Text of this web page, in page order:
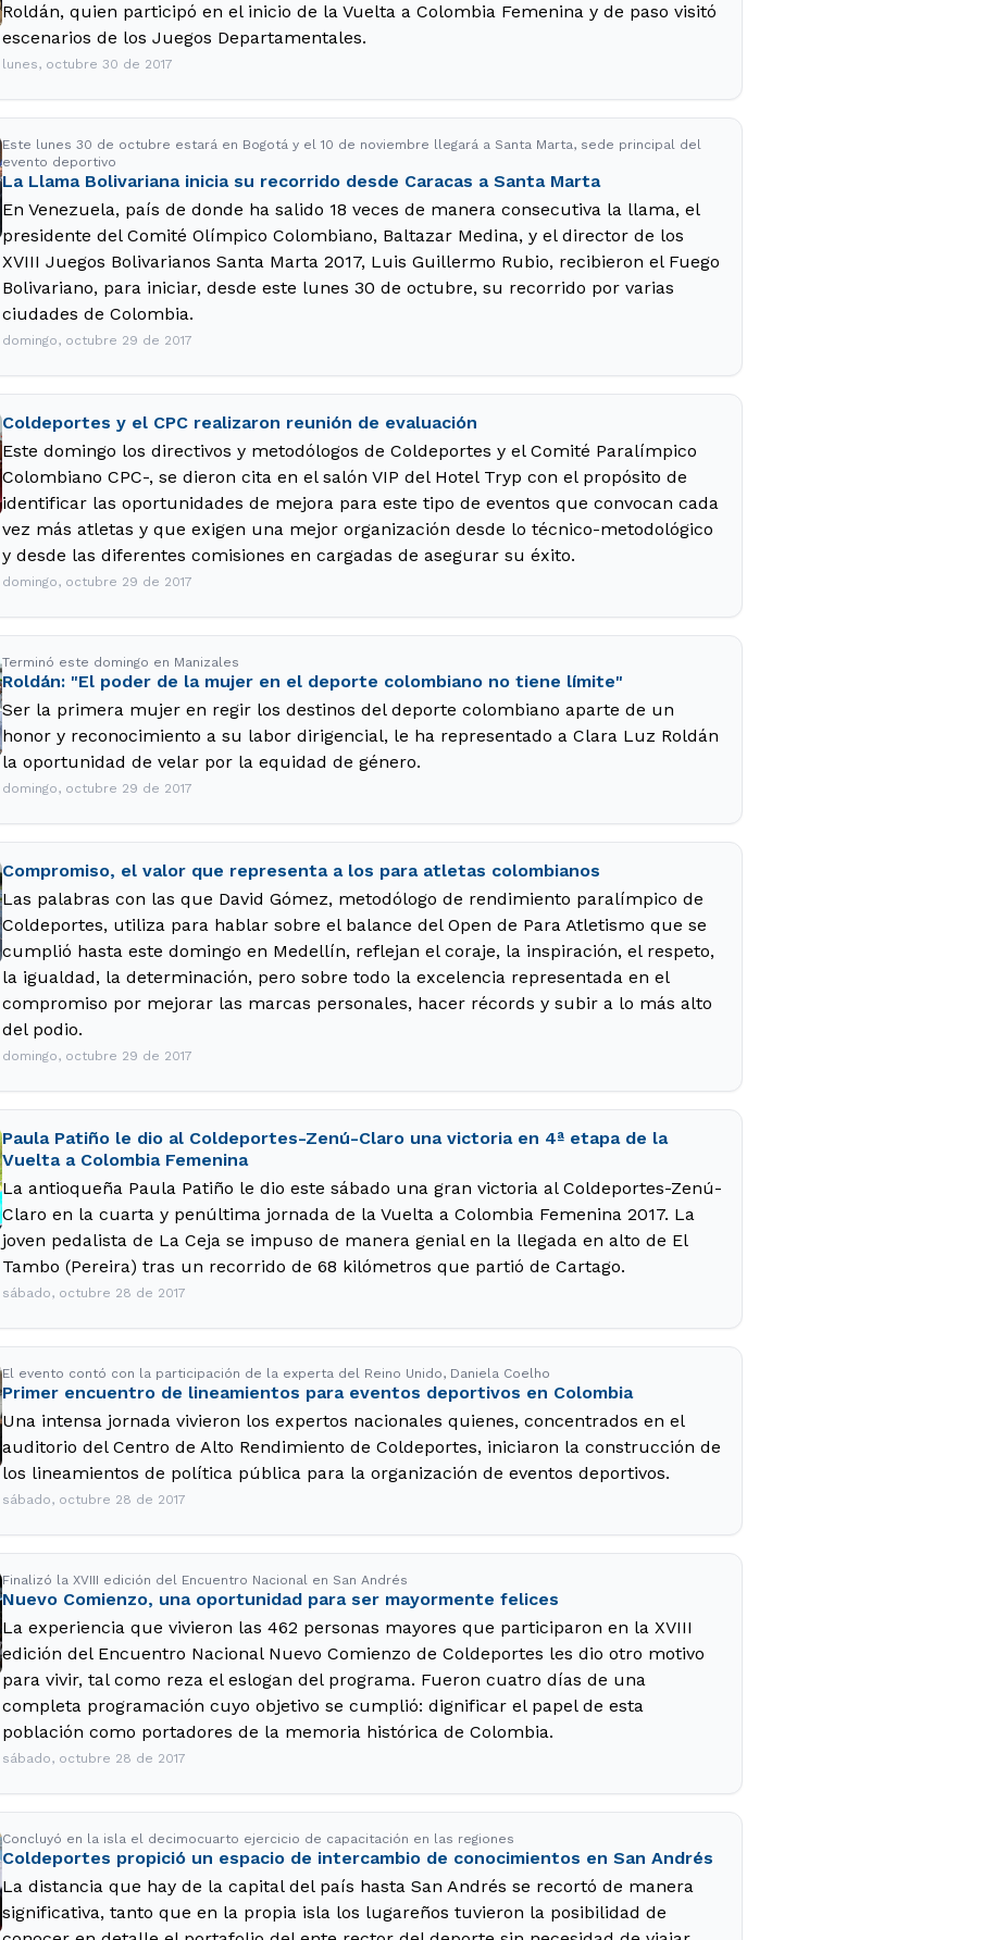
Roldán, quien participó en el inicio de la Vuelta a Colombia Femenina y de paso visitó
escenarios de los Juegos Departamentales.
lunes, octubre 30 de 2017
Este lunes 30 de octubre estará en Bogotá y el 10 de noviembre llegará a Santa Marta, sede principal del
evento deportivo
La Llama Bolivariana inicia su recorrido desde Caracas a Santa Marta
En Venezuela, país de donde ha salido 18 veces de manera consecutiva la llama, el
presidente del Comité Olímpico Colombiano, Baltazar Medina, y el director de los
XVIII Juegos Bolivarianos Santa Marta 2017, Luis Guillermo Rubio, recibieron el Fuego
Bolivariano, para iniciar, desde este lunes 30 de octubre, su recorrido por varias
ciudades de Colombia.
domingo, octubre 29 de 2017
Coldeportes y el CPC realizaron reunión de evaluación
Este domingo los directivos y metodólogos de Coldeportes y el Comité Paralímpico
Colombiano CPC-, se dieron cita en el salón VIP del Hotel Tryp con el propósito de
identificar las oportunidades de mejora para este tipo de eventos que convocan cada
vez más atletas y que exigen una mejor organización desde lo técnico-metodológico
y desde las diferentes comisiones en cargadas de asegurar su éxito.
domingo, octubre 29 de 2017
Terminó este domingo en Manizales
Roldán: "El poder de la mujer en el deporte colombiano no tiene límite"
Ser la primera mujer en regir los destinos del deporte colombiano aparte de un
honor y reconocimiento a su labor dirigencial, le ha representado a Clara Luz Roldán
la oportunidad de velar por la equidad de género.
domingo, octubre 29 de 2017
Compromiso, el valor que representa a los para atletas colombianos
Las palabras con las que David Gómez, metodólogo de rendimiento paralímpico de
Coldeportes, utiliza para hablar sobre el balance del Open de Para Atletismo que se
cumplió hasta este domingo en Medellín, reflejan el coraje, la inspiración, el respeto,
la igualdad, la determinación, pero sobre todo la excelencia representada en el
compromiso por mejorar las marcas personales, hacer récords y subir a lo más alto
del podio.
domingo, octubre 29 de 2017
Paula Patiño le dio al Coldeportes-Zenú-Claro una victoria en 4ª etapa de la
Vuelta a Colombia Femenina
La antioqueña Paula Patiño le dio este sábado una gran victoria al Coldeportes-Zenú-
Claro en la cuarta y penúltima jornada de la Vuelta a Colombia Femenina 2017. La
joven pedalista de La Ceja se impuso de manera genial en la llegada en alto de El
Tambo (Pereira) tras un recorrido de 68 kilómetros que partió de Cartago.
sábado, octubre 28 de 2017
El evento contó con la participación de la experta del Reino Unido, Daniela Coelho
Primer encuentro de lineamientos para eventos deportivos en Colombia
Una intensa jornada vivieron los expertos nacionales quienes, concentrados en el
auditorio del Centro de Alto Rendimiento de Coldeportes, iniciaron la construcción de
los lineamientos de política pública para la organización de eventos deportivos.
sábado, octubre 28 de 2017
Finalizó la XVIII edición del Encuentro Nacional en San Andrés
Nuevo Comienzo, una oportunidad para ser mayormente felices
La experiencia que vivieron las 462 personas mayores que participaron en la XVIII
edición del Encuentro Nacional Nuevo Comienzo de Coldeportes les dio otro motivo
para vivir, tal como reza el eslogan del programa. Fueron cuatro días de una
completa programación cuyo objetivo se cumplió: dignificar el papel de esta
población como portadores de la memoria histórica de Colombia.
sábado, octubre 28 de 2017
Concluyó en la isla el decimocuarto ejercicio de capacitación en las regiones
Coldeportes propició un espacio de intercambio de conocimientos en San Andrés
La distancia que hay de la capital del país hasta San Andrés se recortó de manera
significativa, tanto que en la propia isla los lugareños tuvieron la posibilidad de